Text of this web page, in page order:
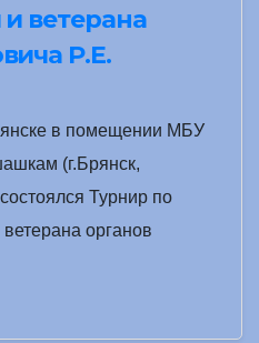
ветерана
Р.Е.
в помещении МБУ
(г.Брянск,
Турнир по
органов